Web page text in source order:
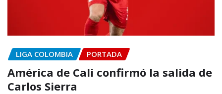
LIGA COLOMBIA PORTADA
América de Cali confirmó la salida de
Carlos Sierra